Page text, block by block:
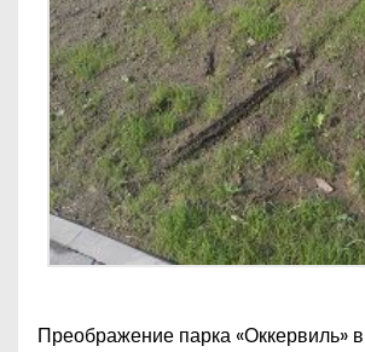
Преображение парка «Оккервиль»